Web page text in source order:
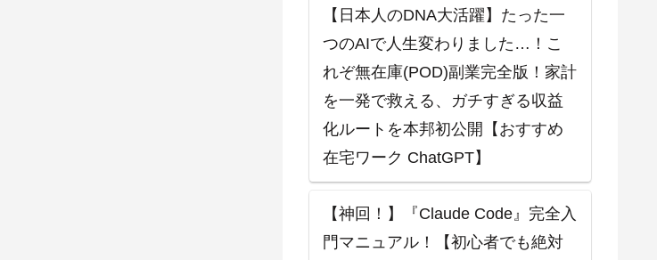
【日本人のDNA大活躍】たった一
つのAIで人生変わりました…！こ
れぞ無在庫(POD)副業完全版！家計
を一発で救える、ガチすぎる収益
化ルートを本邦初公開【おすすめ
在宅ワーク ChatGPT】
【神回！】『Claude Code』完全入
門マニュアル！【初心者でも絶対